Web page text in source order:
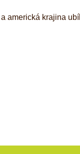
americká krajina